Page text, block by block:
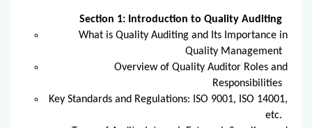
Section 1: Introduction to Quality Auditing
What is Quality Auditing and Its Importance in
Quality Management
Overview of Quality Auditor Roles and
Responsibilities
Key Standards and Regulations: ISO 9001, ISO 14001,
etc.